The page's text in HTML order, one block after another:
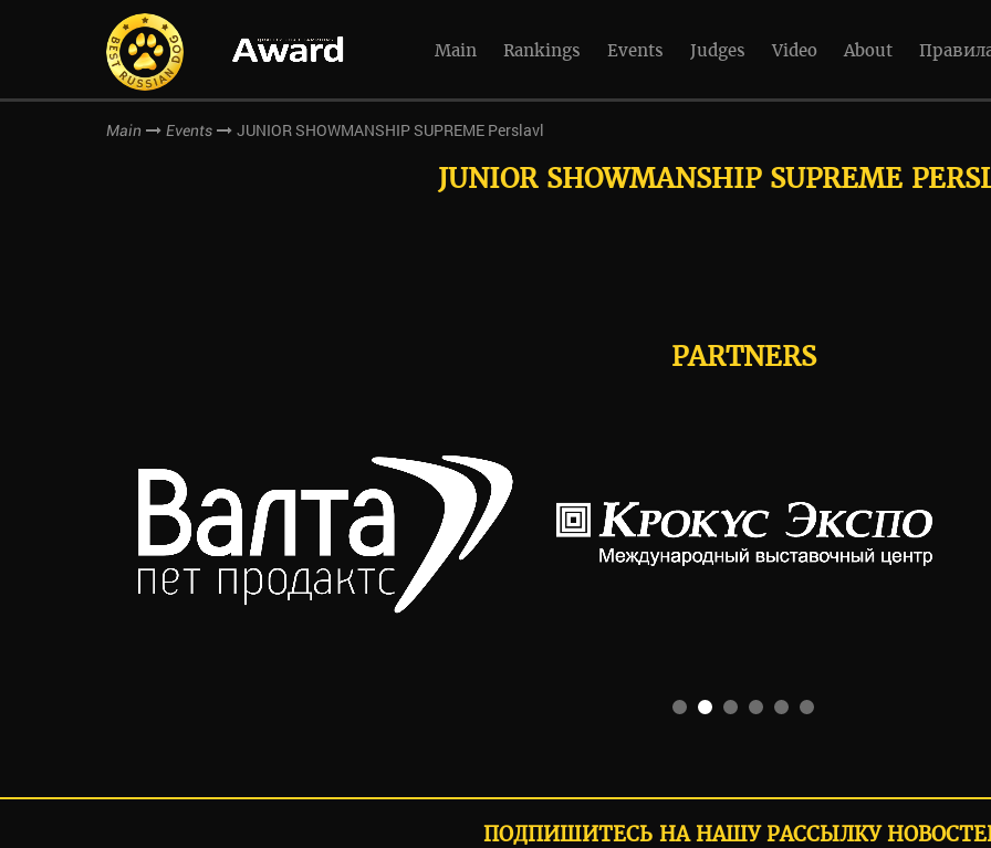
Main Rankings Events Judges Video About
Main Events JUNIOR SHOWMANSHIP SUPREME Perslavl
JUNIOR SHOWMANSHIP SUPREME
PARTNERS
ПОДПИШИТЕСЬ НА НАШУ РАССЫЛКУ